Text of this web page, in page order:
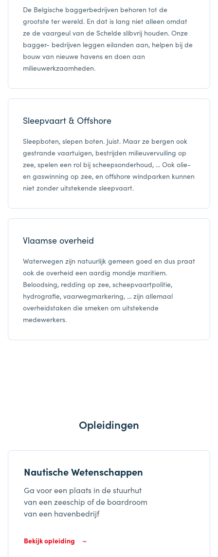
De Belgische baggerbedrijven behoren tot de
grootste ter wereld. En dat is lang niet alleen omdat
ze de vaargeul van de Schelde slibvrij houden. Onze
bagger- bedrijven leggen eilanden aan, helpen bij de
bouw van nieuwe havens en doen aan
milieuwerkzaamheden.
Sleepvaart & Offshore
Sleepboten, slepen boten. Juist. Maar ze bergen ook
gestrande vaartuigen, bestrijden milieuvervuiling op
zee, spelen een rol bij scheepsonderhoud, ... Ook olie-
en gaswinning op zee, en offshore windparken kunnen
niet zonder uitstekende sleepvaart.
Vlaamse overheid
Waterwegen zijn natuurlijk gemeen goed en dus praat
ook de overheid een aardig mondje maritiem.
Beloodsing, redding op zee, scheepvaartpolitie,
hydrografie, vaarwegmarkering, ... zijn allemaal
overheidstaken die smeken om uitstekende
medewerkers.
Opleidingen
Nautische Wetenschappen
Ga voor een plaats in de stuurhut
van een zeeschip of de boardroom
van een havenbedrijf
Bekijk opleiding